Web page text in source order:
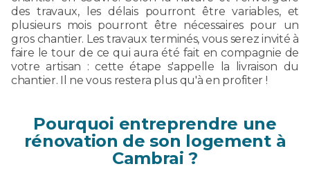
des travaux, les délais pourront être variables, et
plusieurs mois pourront être nécessaires pour un
gros chantier. Les travaux terminés, vous serez invité à
faire le tour de ce qui aura été fait en compagnie de
votre artisan : cette étape s'appelle la livraison du
chantier. Il ne vous restera plus qu'à en profiter !
Pourquoi entreprendre une
rénovation de son logement à
Cambrai ?